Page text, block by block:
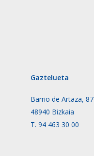
Gaztelueta
Barrio de Artaza, 87
48940 Bizkaia
T. 94 463 30 00